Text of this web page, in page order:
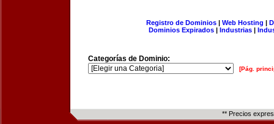
Registro de Dominios| Web Hosting |
Dominios Expirados | Industrias |
Categorías de Dominio:
[Pág.
** Precios